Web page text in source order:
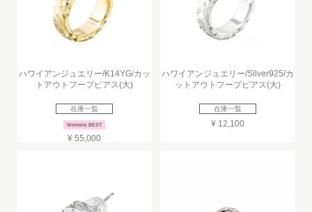
ハワイアンジュエリー/K14YG/カッ
トアウトフープピアス(大)
在庫一覧
Womens BEST
¥ 55,000
ハワイアンジュエリー/Silver925/カ
ットアウトフープピアス(大)
在庫一覧
¥ 12,100